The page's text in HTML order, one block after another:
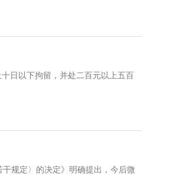
日以下拘留，并处二百元以上五百
规定〉的决定》明确提出，今后微